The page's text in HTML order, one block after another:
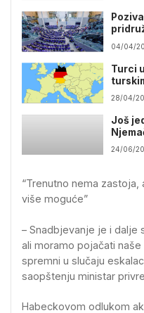
04/04/
Turci
28/04/
Još
24/06/
“Trenutno nema
više moguće”
– Snadbjevanje je i dalje
ali moramo pojačati
spremni u slučaju
saopštenju ministar
Habeckovom odlukom